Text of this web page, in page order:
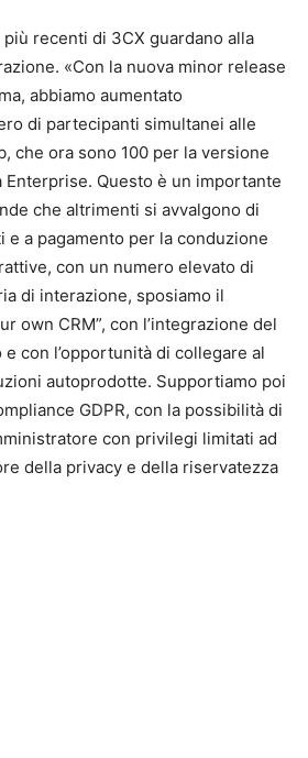
recenti di 3CX guardano alla
«Con la nuova minor release
abbiamo aumentato
di partecipanti simultanei alle
che ora sono 100 per la versione
Enterprise. Questo è un importante
che altrimenti si avvalgono di
e a pagamento per la conduzione
con un numero elevato di
di interazione, sposiamo il
own CRM”, con l’integrazione del
e con l’opportunità di collegare al
autoprodotte. Supportiamo poi
GDPR, con la possibilità di
con privilegi limitati ad
della privacy e della riservatezza